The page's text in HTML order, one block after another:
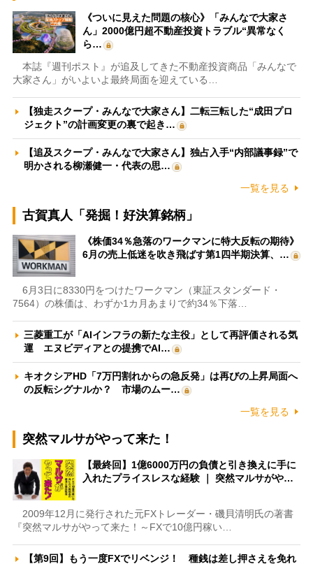
《ついに見えた問題の核心》「みんなで大家さ
ん」2000億円超不動産投資トラブル“異常なく
ら…
本誌『週刊ポスト』が追及してきた不動産投資商品「みんなで
大家さん」がいよいよ最終局面を迎えている…
【独走スクープ・みんなで大家さん】二転三転した“成田プロ
ジェクト”の計画変更の裏で起き…
【追及スクープ・みんなで大家さん】独占入手“内部議事録”で
明かされる柳瀬健一・代表の思…
一覧を見る
古賀真人「発掘！好決算銘柄」
《株価34％急落のワークマンに特大反転の期待》
6月の売上低迷を吹き飛ばす第1四半期決算、…
6月3日に8330円をつけたワークマン（東証スタンダード・
7564）の株価は、わずか1カ月あまりで約34％下落…
三菱重工が「AIインフラの新たな主役」として再評価される気
運 エヌビディアとの提携でAI…
キオクシアHD「7万円割れからの急反発」は再びの上昇局面へ
の反転シグナルか？ 市場のムー…
一覧を見る
突然マルサがやって来た！
【最終回】1億6000万円の負債と引き換えに手に
入れたプライスレスな経験 ｜ 突然マルサがや…
2009年12月に発行された元FXトレーダー・磯貝清明氏の著書
『突然マルサがやって来た！～FXで10億円稼い…
【第9回】もう一度FXでリベンジ！ 種銭は差し押さえを免れ